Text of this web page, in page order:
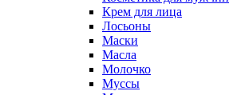
Крем для лица
Лосьоны
Маски
Масла
Молочко
Муссы